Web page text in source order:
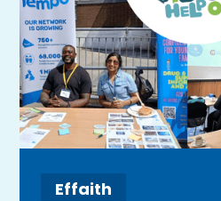
Effaith